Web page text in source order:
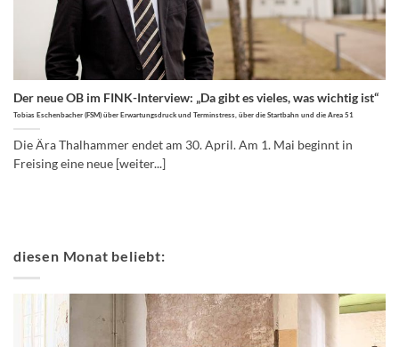
Der neue OB im FINK-Interview: „Da gibt es vieles, was wichtig ist“
Tobias Eschenbacher (FSM) über Erwartungsdruck und Terminstress, über die Startbahn und die Area 51
Die Ära Thalhammer endet am 30. April. Am 1. Mai beginnt in
Freising eine neue [weiter...]
diesen Monat beliebt: